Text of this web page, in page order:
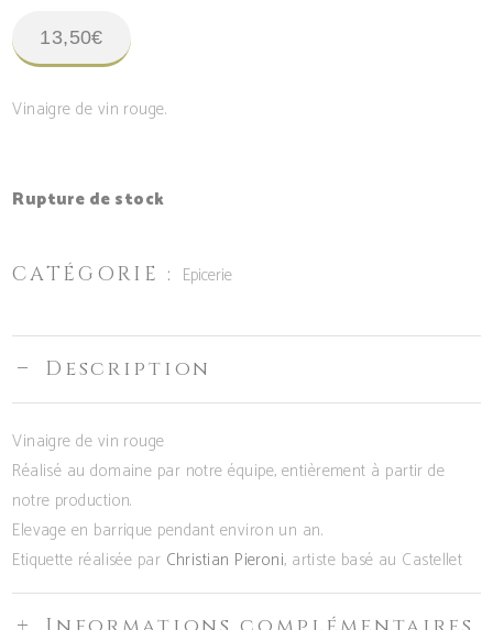
13,50€
Vinaigre de vin rouge.
Rupture de stock
CATÉGORIE : Epicerie
Description
Vinaigre de vin rouge
Réalisé au domaine par notre équipe, entièrement à partir de
notre production.
Elevage en barrique pendant environ un an.
Etiquette réalisée par Christian Pieroni, artiste basé au Castellet